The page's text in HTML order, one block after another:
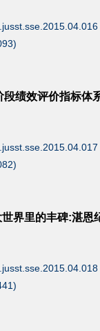
)
绩效评价指标体
)
界里的丰碑:湛恩
)